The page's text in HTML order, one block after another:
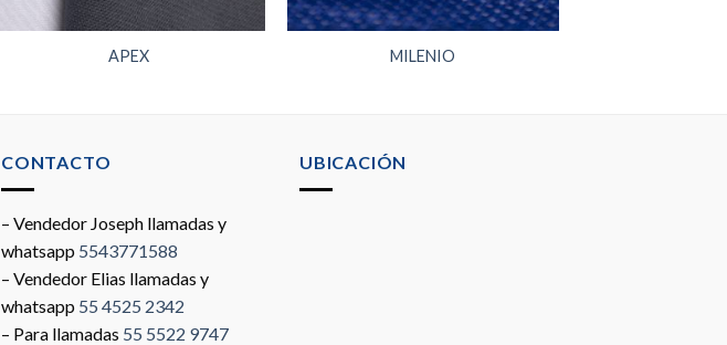
APEX MILENIO
CONTACTO
– Vendedor Joseph llamadas y
whatsapp 5543771588
– Vendedor Elias llamadas y
whatsapp 55 4525 2342
– Para llamadas 55 5522 9747
UBICACIÓN